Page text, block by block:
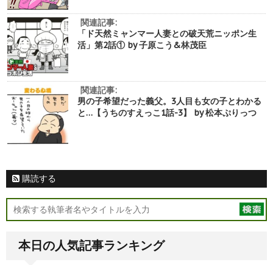
関連記事:
「ド天然ミャンマー人妻との破天荒ニッポン生
活」第2話① by 子原こう&林茂臣
関連記事:
男の子希望だった義父。3人目も女の子とわかる
と…【うちのすえっこ1話-3】 by 松本ぷりっつ
購読する
本日の人気記事ランキング